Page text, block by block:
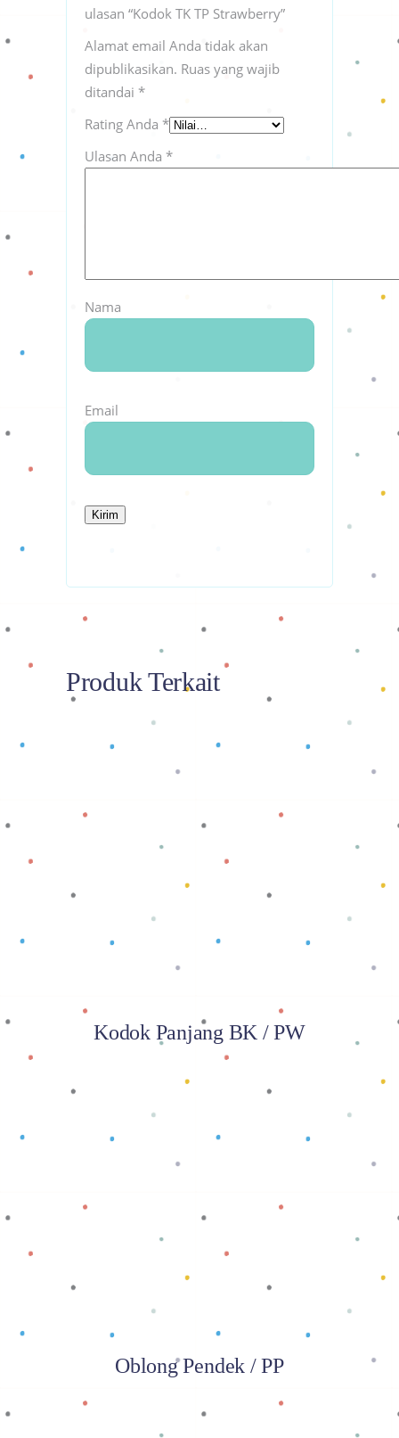
ulasan “Kodok TK TP Strawberry”
Alamat email Anda tidak akan
dipublikasikan. Ruas yang wajib
ditandai *
Rating Anda *
Ulasan Anda *
Nama
Email
Produk Terkait
Baca selengkapnya
Kodok Panjang BK / PW
Oblong Pendek / PP